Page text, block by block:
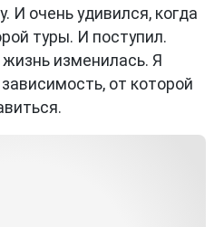
И очень удивился, когда
туры. И поступил.
изменилась. Я
от которой